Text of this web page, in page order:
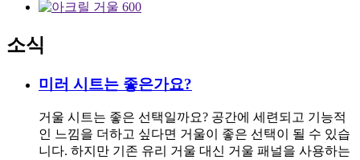
소식
미러 시트는 좋은가요?
거울 시트는 좋은 선택일까요? 공간에 세련되고 기능적
인 느낌을 더하고 싶다면 거울이 좋은 선택이 될 수 있습
니다. 하지만 기존 유리 거울 대신 거울 패널을 사용하는